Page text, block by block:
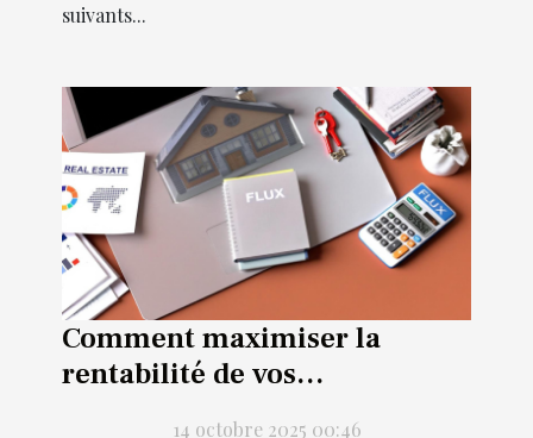
suivants...
Comment maximiser la
rentabilité de vos
14 octobre 2025 00:46